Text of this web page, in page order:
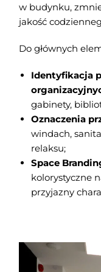
w budynku,
jakość
Do głównych
Identyfikacja
gabinety,
Oznaczenia
windach,
relaksu;
Space
kolorystyczne
przyjazny